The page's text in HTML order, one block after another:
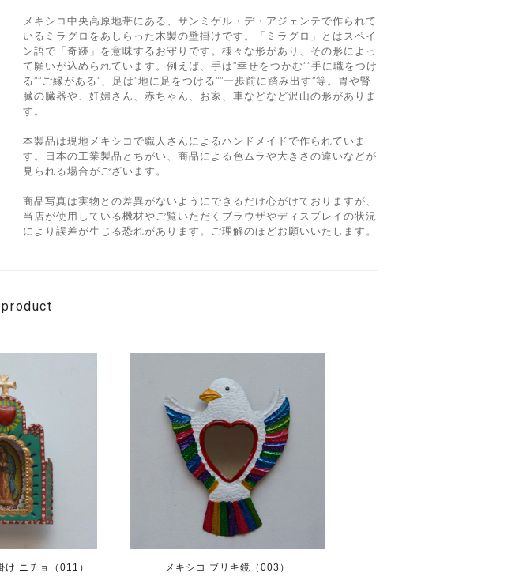
メキシコ中央高原地帯にある、サンミゲル・デ・アジェンテで作られて
いるミラグロをあしらった木製の壁掛けです。「ミラグロ」とはスペイ
ン語で「奇跡」を意味するお守りです。様々な形があり、その形によっ
て願いが込められています。例えば、手は”幸せをつかむ””手に職をつけ
る””ご縁がある”、足は”地に足をつける””一歩前に踏み出す”等。胃や腎
臓の臓器や、妊婦さん、赤ちゃん、お家、車などなど沢山の形がありま
す。
本製品は現地メキシコで職人さんによるハンドメイドで作られていま
す。日本の工業製品とちがい、商品による色ムラや大きさの違いなどが
見られる場合がございます。
商品写真は実物との差異がないようにできるだけ心がけておりますが、
当店が使用している機材やご覧いただくブラウザやディスプレイの状況
により誤差が生じる恐れがあります。ご理解のほどお願いいたします。
け ニチョ（011） メキシコ ブリキ鏡（003）